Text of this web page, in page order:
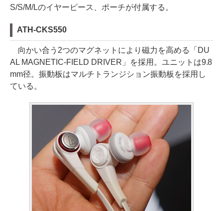
S/S/M/Lのイヤーピース、ポーチが付属する。
ATH-CKS550
向かい合う2つのマグネットにより磁力を高める「DU
AL MAGNETIC-FIELD DRIVER」を採用。ユニットは9.8
mm径。振動板はマルチトランジション振動板を採用し
ている。